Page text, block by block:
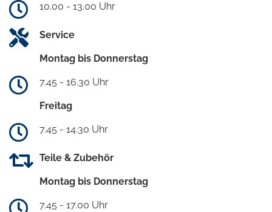
10.00 - 13.00 Uhr
Service
Montag bis Donnerstag
7.45 - 16.30 Uhr
Freitag
7.45 - 14.30 Uhr
Teile & Zubehör
Montag bis Donnerstag
7.45 - 17.00 Uhr